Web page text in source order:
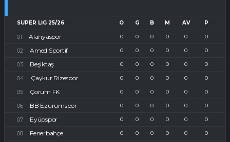
SUPER LIG 25/26 O G B M AV P
Alanyaspor 0 0 0 0 0 0
Amed Sportif 0 0 0 0 0 0
Beşiktaş 0 0 0 0 0 0
Çaykur Rizespor 0 0 0 0 0 0
Çorum FK 0 0 0 0 0 0
BB Ezurumspor 0 0 0 0 0 0
Eyüpspor 0 0 0 0 0 0
Fenerbahçe 0 0 0 0 0 0